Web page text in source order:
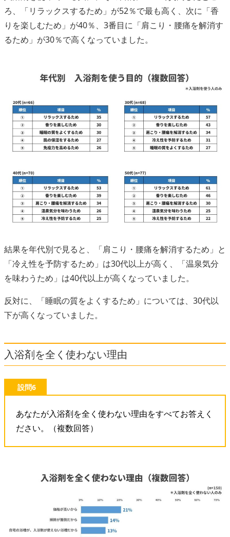
ろ、「リラックスするため」が52％で最も高く、次に「香
りを楽しむため」が40％、3番目に「肩こり・腰痛を解消す
るため」が30％で高くなっていました。
結果を年代別で見ると、「肩こり・腰痛を解消するため」と
「冷え性を予防するため」は30代以上が高く、「温泉気分
を味わうため」は40代以上が高くなっていました。
反対に、「睡眠の質をよくするため」については、30代以
下が高くなっていました。
入浴剤を全く使わない理由
設問6
あなたが入浴剤を全く使わない理由をすべてお答えく
ださい。（複数回答）